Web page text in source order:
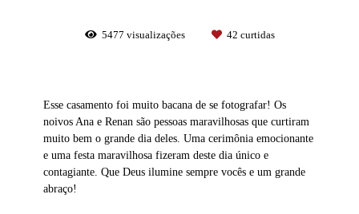
5477 visualizações 42 curtidas
Esse casamento foi muito bacana de se fotografar! Os
noivos Ana e Renan são pessoas maravilhosas que curtiram
muito bem o grande dia deles. Uma cerimônia emocionante
e uma festa maravilhosa fizeram deste dia único e
contagiante. Que Deus ilumine sempre vocês e um grande
abraço!